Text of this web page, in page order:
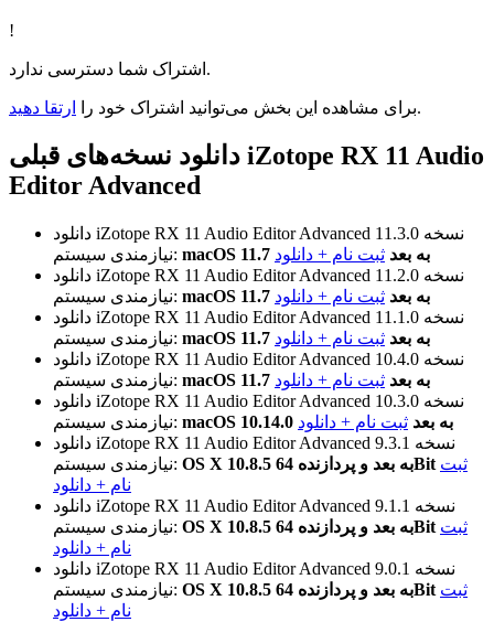
!
اشتراک شما دسترسی ندارد.
برای مشاهده این بخش می‌توانید اشتراک خود را ارتقا دهید .
دانلود نسخه‌های قبلی iZotope RX 11 Audio
Editor Advanced
دانلود iZotope RX 11 Audio Editor Advanced
نسخه 11.3.0
نیازمندی سیستم:
macOS 11.7 به بعد ثبت نام + دانلود
دانلود iZotope RX 11 Audio Editor Advanced
نسخه 11.2.0
نیازمندی سیستم:
macOS 11.7 به بعد ثبت نام + دانلود
دانلود iZotope RX 11 Audio Editor Advanced
نسخه 11.1.0
نیازمندی سیستم:
macOS 11.7 به بعد ثبت نام + دانلود
دانلود iZotope RX 11 Audio Editor Advanced
نسخه 10.4.0
نیازمندی سیستم:
macOS 11.7 به بعد ثبت نام + دانلود
دانلود iZotope RX 11 Audio Editor Advanced
نسخه 10.3.0
نیازمندی سیستم:
macOS 10.14.0 به بعد ثبت نام + دانلود
دانلود iZotope RX 11 Audio Editor Advanced
نسخه 9.3.1
نیازمندی سیستم:
OS X 10.8.5 به بعد و پردازنده 64Bit ثبت
نام + دانلود
دانلود iZotope RX 11 Audio Editor Advanced
نسخه 9.1.1
نیازمندی سیستم:
OS X 10.8.5 به بعد و پردازنده 64Bit ثبت
نام + دانلود
دانلود iZotope RX 11 Audio Editor Advanced
نسخه 9.0.1
نیازمندی سیستم:
OS X 10.8.5 به بعد و پردازنده 64Bit ثبت
نام + دانلود